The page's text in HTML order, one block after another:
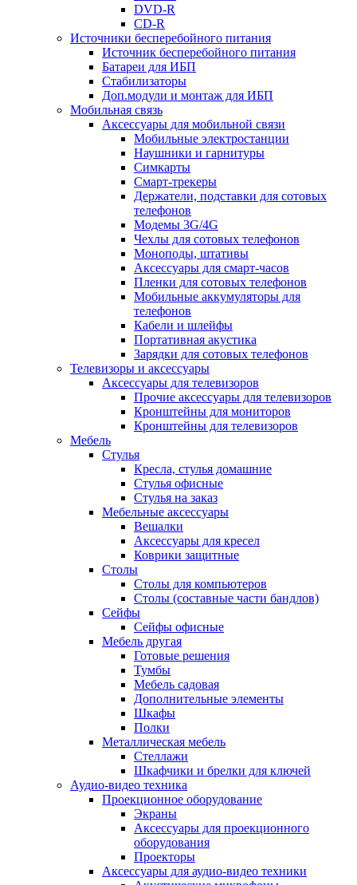
DVD-R
CD-R
Источники бесперебойного питания
Источник бесперебойного питания
Батареи для ИБП
Стабилизаторы
Доп.модули и монтаж для ИБП
Мобильная связь
Аксессуары для мобильной связи
Мобильные электростанции
Наушники и гарнитуры
Симкарты
Смарт-трекеры
Держатели, подставки для сотовых
телефонов
Модемы 3G/4G
Чехлы для сотовых телефонов
Моноподы, штативы
Аксессуары для смарт-часов
Пленки для сотовых телефонов
Мобильные аккумуляторы для
телефонов
Кабели и шлейфы
Портативная акустика
Зарядки для сотовых телефонов
Телевизоры и аксессуары
Аксессуары для телевизоров
Прочие аксессуары для телевизоров
Кронштейны для мониторов
Кронштейны для телевизоров
Мебель
Стулья
Кресла, стулья домашние
Стулья офисные
Стулья на заказ
Мебельные аксессуары
Вешалки
Аксессуары для кресел
Коврики защитные
Столы
Столы для компьютеров
Столы (составные части бандлов)
Сейфы
Сейфы офисные
Мебель другая
Готовые решения
Тумбы
Мебель садовая
Дополнительные элементы
Шкафы
Полки
Металлическая мебель
Стеллажи
Шкафчики и брелки для ключей
Аудио-видео техника
Проекционное оборудование
Экраны
Аксессуары для проекционного
оборудования
Проекторы
Аксессуары для аудио-видео техники